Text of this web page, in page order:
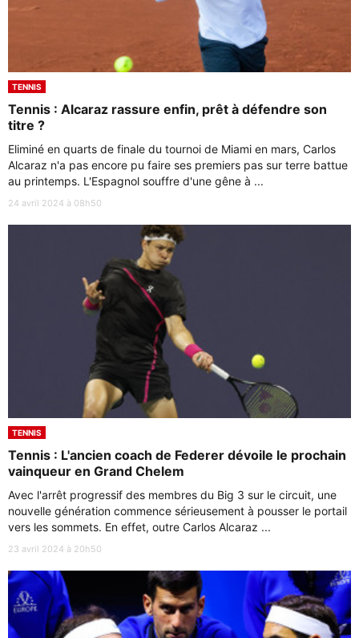
TENNIS
Tennis : Alcaraz rassure enfin, prêt à défendre son
titre ?
Eliminé en quarts de finale du tournoi de Miami en mars, Carlos
Alcaraz n'a pas encore pu faire ses premiers pas sur terre battue
au printemps. L'Espagnol souffre d'une gêne à ...
24 avril 2024 à 08h50
TENNIS
Tennis : L'ancien coach de Federer dévoile le prochain
vainqueur en Grand Chelem
Avec l'arrêt progressif des membres du Big 3 sur le circuit, une
nouvelle génération commence sérieusement à pousser le portail
vers les sommets. En effet, outre Carlos Alcaraz ...
23 avril 2024 à 20h50